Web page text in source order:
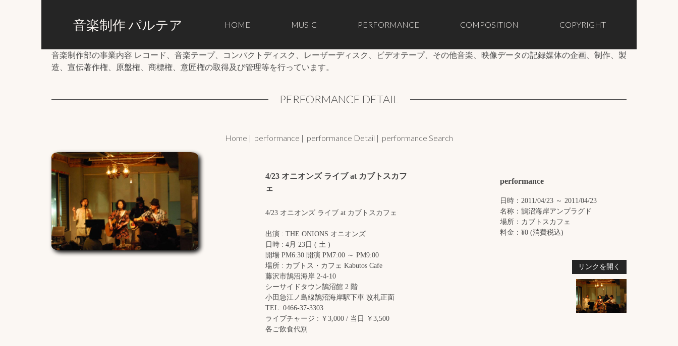
音楽制作 パルテア HOME MUSIC PERFORMANCE COMPOSITION COPYRIGHT
音楽制作部の事業内容 レコード、音楽テープ、コンパクトディスク、レーザーディスク、ビデオテープ、その他音楽、映像データの記録媒体の企画、制作、製
造、宣伝著作権、原盤権、商標権、意匠権の取得及び管理等を行っています。
PERFORMANCE DETAIL
Home | performance | performance Detail | performance Search
4/23 オニオンズ ライブ at カブトスカフ
ェ
4/23 オニオンズ ライブ at カブトスカフェ
出演 : THE ONIONS オニオンズ
日時 : 4月 23日 ( 土 )
開場 PM6:30 開演 PM7:00 ～ PM9:00
場所 : カブトス・カフェ Kabutos Cafe
藤沢市鵠沼海岸 2-4-10
シーサイドタウン鵠沼館 2 階
小田急江ノ島線鵠沼海岸駅下車 改札正面
TEL: 0466-37-3303
ライブチャージ : ￥3,000 / 当日 ￥3,500
各ご飲食代別
performance
日時：2011/04/23 ～ 2011/04/23
名称：鵠沼海岸アンプラグド
場所：カブトスカフェ
料金：¥0 (消費税込)
リンクを開く